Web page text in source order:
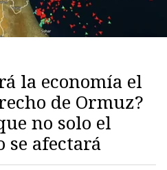
la economía el
de Ormuz?
no solo el
se afectará